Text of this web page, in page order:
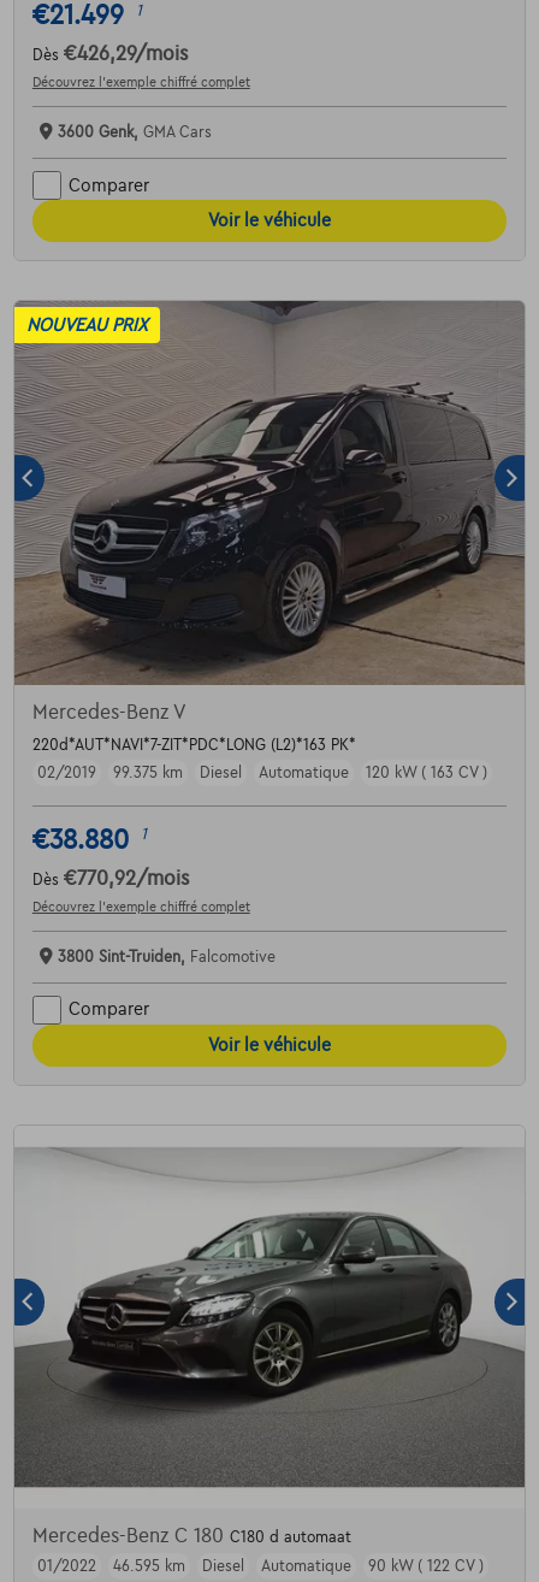
€21.499 1
Dès €426,29/mois
Découvrez l’exemple chiffré complet
3600 Genk, GMA Cars
Comparer
Voir le véhicule
NOUVEAU PRIX
Mercedes-Benz V
220d*AUT*NAVI*7-ZIT*PDC*LONG (L2)*163 PK*
02/2019
99.375 km Diesel Automatique 120 kW ( 163 CV )
€38.880 1
Dès €770,92/mois
Découvrez l’exemple chiffré complet
3800 Sint-Truiden, Falcomotive
Comparer
Voir le véhicule
Mercedes-Benz C 180 C180 d automaat
01/2022
46.595 km Diesel Automatique 90 kW ( 122 CV )